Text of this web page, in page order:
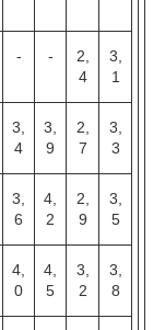
- -
2,
4
3,
1
3,
4
3,
9
2,
7
3,
3
3,
6
4,
2
2,
9
3,
5
4,
0
4,
5
3,
2
3,
8